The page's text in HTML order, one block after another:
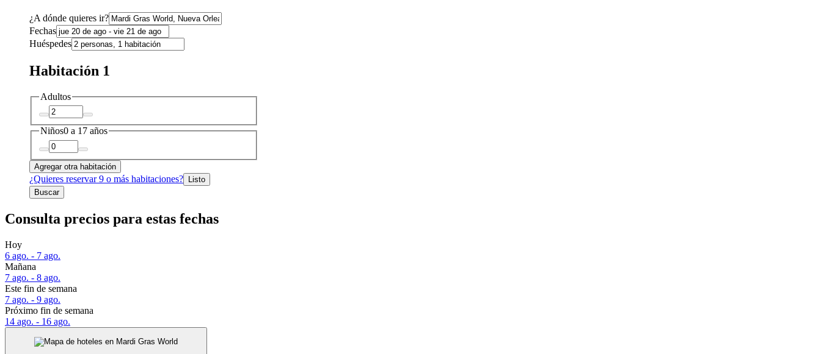
¿A dónde quieres ir?
Fechas
Huéspedes
Habitación 1
Adultos
Niños0 a 17 años
Agregar otra habitación
¿Quieres reservar 9 o más habitaciones? Listo
Buscar
Consulta precios para estas fechas
Hoy
6 ago. - 7 ago.
Mañana
7 ago. - 8 ago.
Este fin de semana
7 ago. - 9 ago.
Próximo fin de semana
14 ago. - 16 ago.